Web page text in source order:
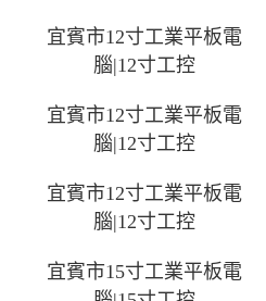
宜賓市12寸工業平板電
腦|12寸工控
宜賓市12寸工業平板電
腦|12寸工控
宜賓市12寸工業平板電
腦|12寸工控
宜賓市15寸工業平板電